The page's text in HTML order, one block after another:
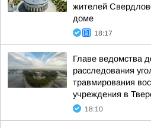
жителей
доме
18:17
Главе ведомства
расследования
травмирования
учреждения в
18:10